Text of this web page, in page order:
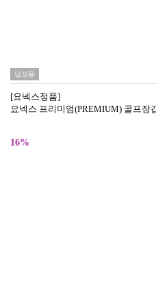
남성용
[요넥스정품]
요넥스 프리미엄(PREMIUM) 골프
16%